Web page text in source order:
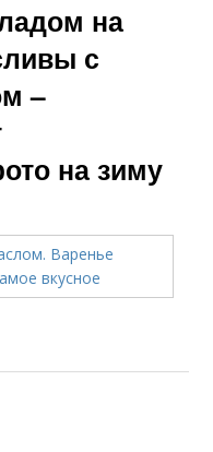
на
с
–
на зиму